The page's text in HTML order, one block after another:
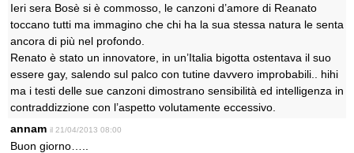
Ieri sera Bosè si è commosso, le canzoni d’amore di Reanato
toccano tutti ma immagino che chi ha la sua stessa natura le senta
ancora di più nel profondo.
Renato è stato un innovatore, in un’Italia bigotta ostentava il suo
essere gay, salendo sul palco con tutine davvero improbabili.. hihi
ma i testi delle sue canzoni dimostrano sensibilità ed intelligenza in
contraddizzione con l’aspetto volutamente eccessivo.
annam il 21/04/2013 08:00
Buon giorno…..